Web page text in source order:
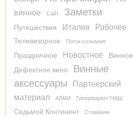
винное
Сайт Заметки
Путешествия Италия Рабочее
Телевизорное Поток сознания
Праздничное Новостное
Винное
Дефектное вино
Винные
аксессуары
Партнерский
материал
АЛМИ Гипермаркет НАШ
Седьмой Континент Стокманн